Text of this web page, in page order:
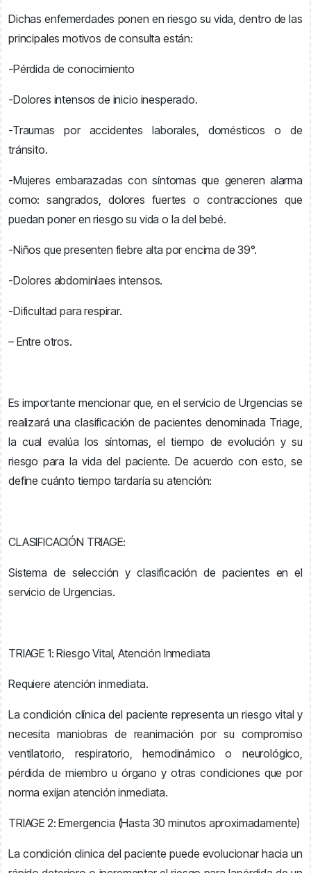
Dichas enfemerdades ponen en riesgo su vida, dentro de las
principales motivos de consulta están:
-Pérdida de conocimiento
-Dolores intensos de inicio inesperado.
-Traumas por accidentes laborales, domésticos o de
tránsito.
-Mujeres embarazadas con síntomas que generen alarma
como: sangrados, dolores fuertes o contracciones que
puedan poner en riesgo su vida o la del bebé.
-Niños que presenten fiebre alta por encima de 39°.
-Dolores abdominlaes intensos.
-Dificultad para respirar.
– Entre otros.
Es importante mencionar que, en el servicio de Urgencias se
realizará una clasificación de pacientes denominada Triage,
la cual evalúa los síntomas, el tiempo de evolución y su
riesgo para la vida del paciente. De acuerdo con esto, se
define cuánto tiempo tardaría su atención:
CLASIFICACIÓN TRIAGE:
Sistema de selección y clasificación de pacientes en el
servicio de Urgencias.
TRIAGE 1: Riesgo Vital, Atención Inmediata
Requiere atención inmediata.
La condición clínica del paciente representa un riesgo vital y
necesita maniobras de reanimación por su compromiso
ventilatorio, respiratorio, hemodinámico o neurológico,
pérdida de miembro u órgano y otras condiciones que por
norma exijan atención inmediata.
TRIAGE 2: Emergencia (Hasta 30 minutos aproximadamente)
La condición clinica del paciente puede evolucionar hacia un